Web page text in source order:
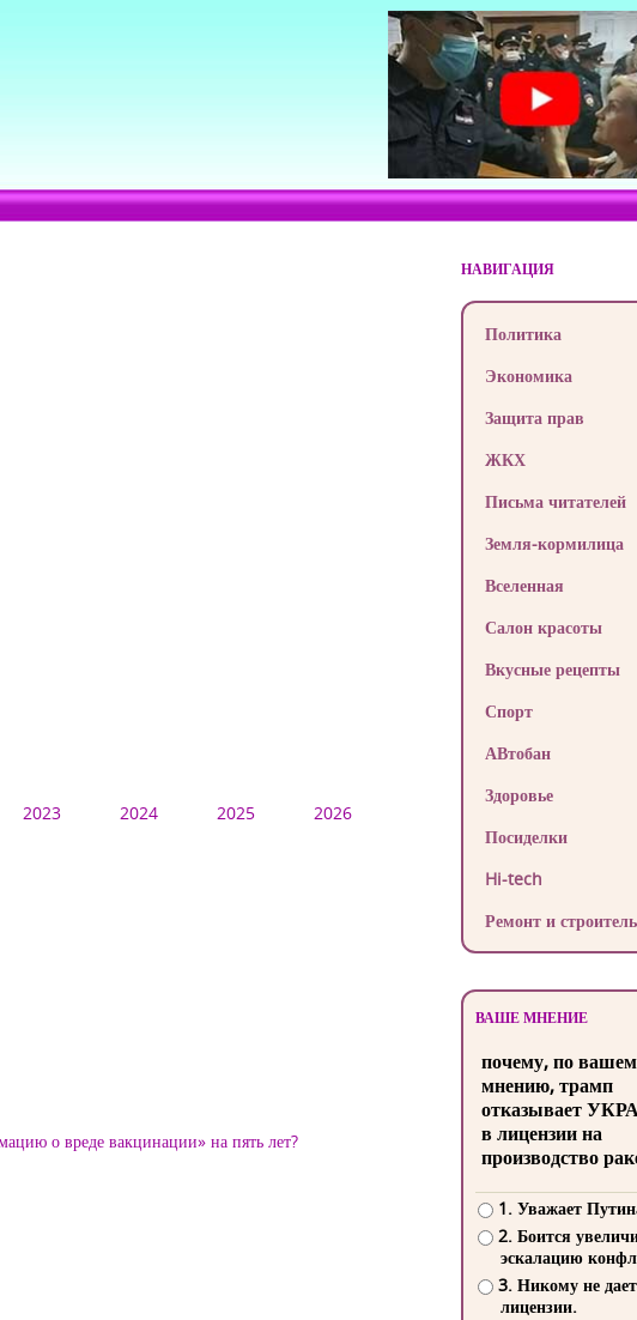
2023 2024 2025
2026
о вреде вакцинации» на пять лет?
НАВИГАЦИЯ
Политика
Экономика
Защита прав
ЖКХ
Письма читателей
Земля-кормилица
Вселенная
Салон красоты
Вкусные рецепты
Спорт
АВтобан
Здоровье
Посиделки
Hi-tech
Ремонт и
ВАШЕ МНЕНИЕ
почему, по
мнению, трамп
отказывает
в лицензии на
производство
1. Уважает
2. Боится
эскалацию
3. Никому не
лицензии.